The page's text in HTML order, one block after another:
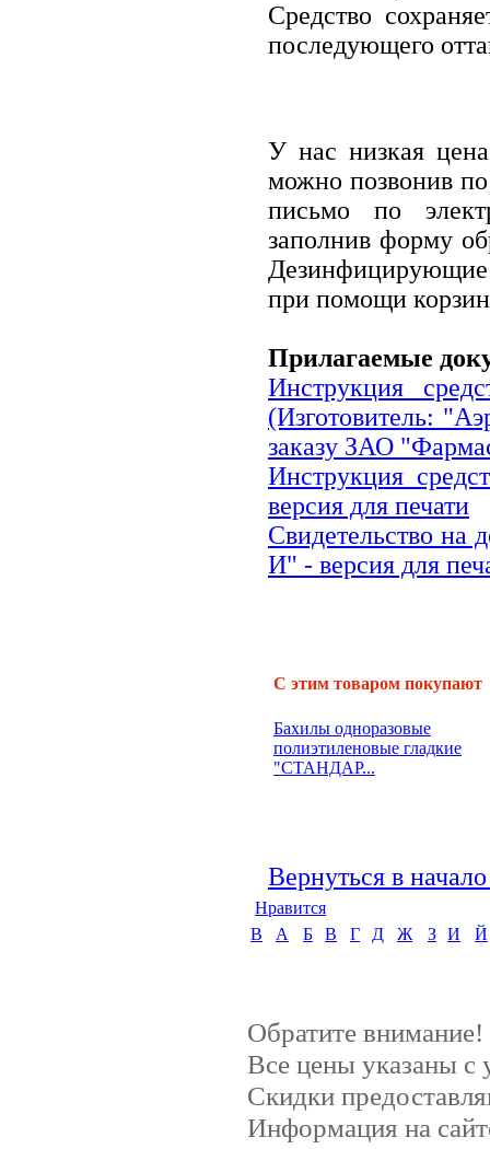
Средство
последующего
У нас низкая
можно позвонив
письмо по
заполнив форму
при помощи
Прилагаемые
Инструкция
(Изготовитель:
заказу ЗАО
Инструкция
версия для печати
Свидетельство на
И" - версия для
С этим товаром покупают
Бахилы одноразовые
полиэтиленовые гладкие
"СТАНДАР...
Вернуться в
Нравится
B
А Б В Г Д Ж З И Й
Обратите внимание!
Все цены указаны
Скидки
Информация на